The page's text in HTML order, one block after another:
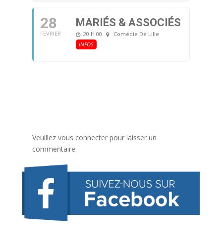
28
FÉVRIER
MARIÉS & ASSOCIÉS
20 H 00
Comédie De Lille
INFOS
Veuillez vous connecter pour laisser un
commentaire.